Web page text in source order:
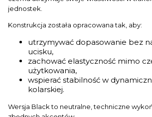
jednostek.
Konstrukcja została opracowana tak, aby:
utrzymywać dopasowanie bez
ucisku,
zachować elastyczność mimo
użytkowania,
wspierać stabilność w
kolarskiej.
Wersja Black to neutralne, techniczne